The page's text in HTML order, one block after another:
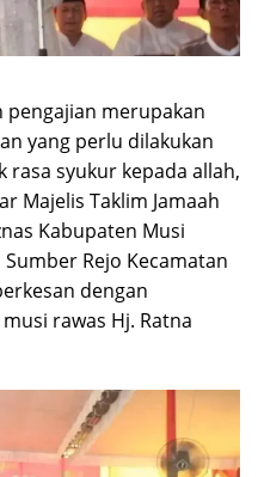
pengajian merupakan
yang perlu dilakukan
rasa syukur kepada allah,
Majelis Taklim Jamaah
Kabupaten Musi
Rejo Kecamatan
dengan
rawas Hj. Ratna